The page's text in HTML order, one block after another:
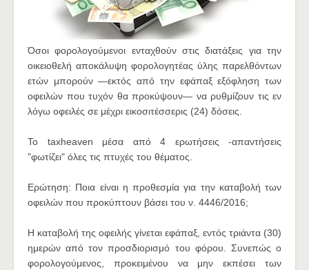
Όσοι φορολογούμενοι ενταχθούν στις διατάξεις για την
οικειοθελή αποκάλυψη φορολογητέας ύλης παρελθόντων
ετών μπορούν —εκτός από την εφάπαξ εξόφληση των
οφειλών που τυχόν θα προκύψουν— να ρυθμίζουν τις εν
λόγω οφειλές σε μέχρι εικοσιτέσσερις (24) δόσεις.
Το taxheaven μέσα από 4 ερωτήσεις -απαντήσεις
"φωτίζει" όλες τις πτυχές του θέματος.
Ερώτηση: Ποια είναι η προθεσμία για την καταβολή των
οφειλών που προκύπτουν βάσει του ν. 4446/2016;
Η καταβολή της οφειλής γίνεται εφάπαξ, εντός τριάντα (30)
ημερών από τον προσδιορισμό του φόρου. Συνεπώς ο
φορολογούμενος, προκειμένου να μην εκπέσει των